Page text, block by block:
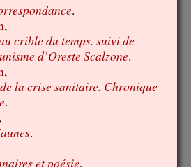
.
,
crible du temps. suivi de
d’Oreste Scalzone.
,
la crise sanitaire. Chronique
.
,
.
et poésie.